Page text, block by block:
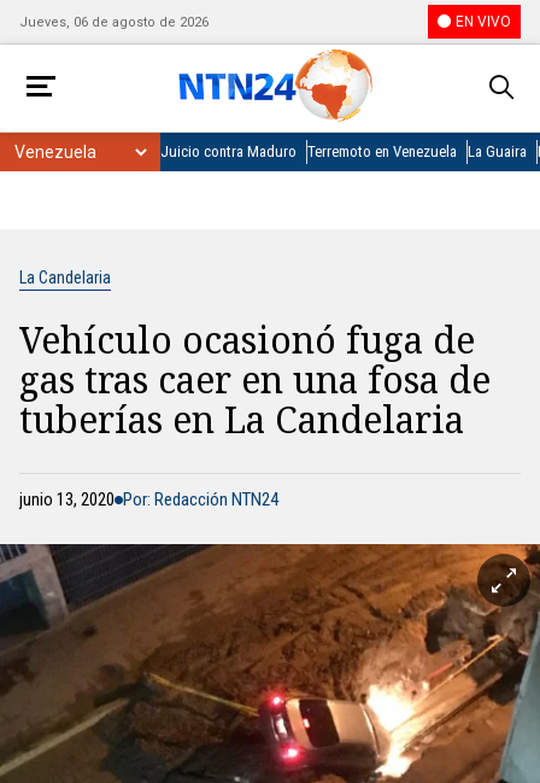
Jueves, 06 de agosto de 2026 EN VIVO
Juicio contra Maduro Terremoto en Venezuela La Guaira
La Candelaria
Vehículo ocasionó fuga de
gas tras caer en una fosa de
tuberías en La Candelaria
junio 13, 2020 Por: Redacción NTN24